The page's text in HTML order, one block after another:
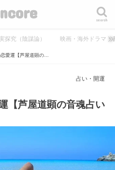
search
探究（陰謀論） 映画・海外ドラマ・
占い・開運
【芦屋道顕の音魂占い